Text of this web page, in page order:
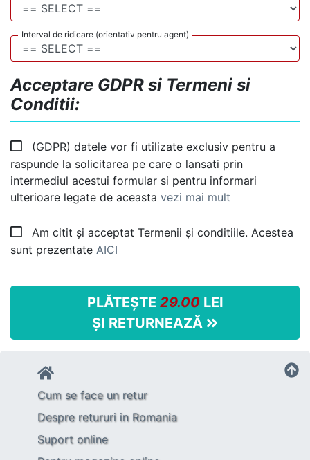
Interval de ridicare (orientativ pentru agent)
Acceptare GDPR si Termeni si
Conditii:
(GDPR) datele vor fi utilizate exclusiv pentru a
raspunde la solicitarea pe care o lansati prin
intermediul acestui formular si pentru informari
ulterioare legate de aceasta vezi mai mult
Am citit și acceptat Termenii și conditiile. Acestea
sunt prezentate AICI
PLĂTEȘTE 29.00 LEI
ȘI RETURNEAZĂ
Cum se face un retur
Despre retururi in Romania
Suport online